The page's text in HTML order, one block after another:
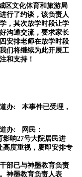
区文化体育和旅游局
行了约谈，该负责人
，其次放学时段让学
沟通交流，要求家长
安排老师在放学时段
们将继续为此开展工
和支持！
道办: 本事件已受理，
道办: 网民：
影响27号大院居民进
高度重视，赓即安排专
部已与神墨教育负责
神墨教育负责人表